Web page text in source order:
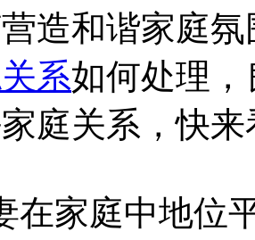
造和谐家庭
系如何处理
庭关系，快
家庭中地位